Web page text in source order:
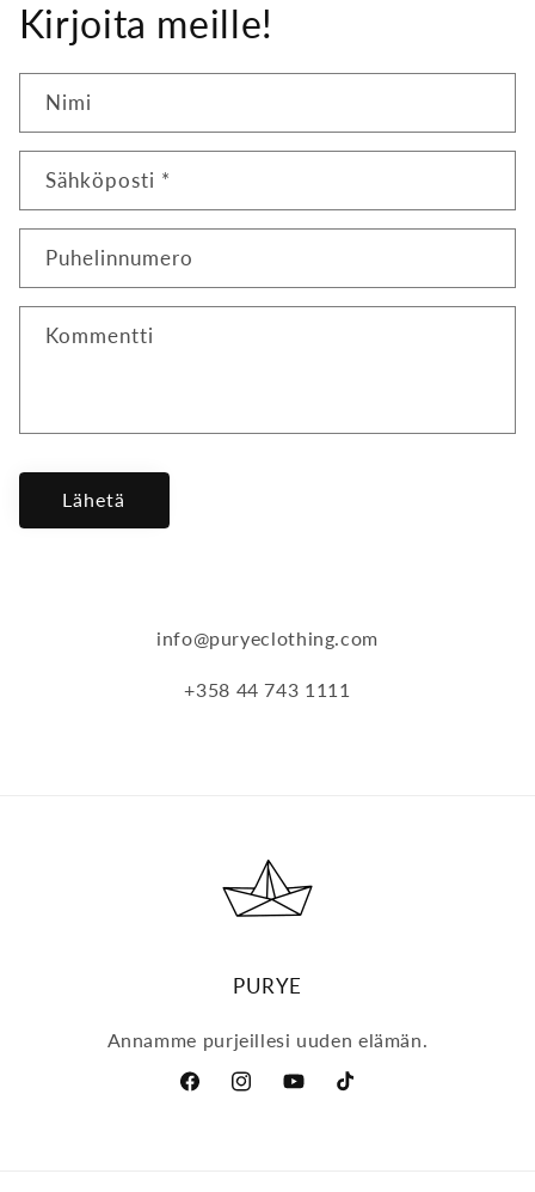
Kirjoita meille!
Nimi
Sähköposti *
Puhelinnumero
Kommentti
Lähetä
info@puryeclothing.com
+358 44 743 1111
PURYE
Annamme purjeillesi uuden elämän.
FacebookInstagramYouTubeTikTok